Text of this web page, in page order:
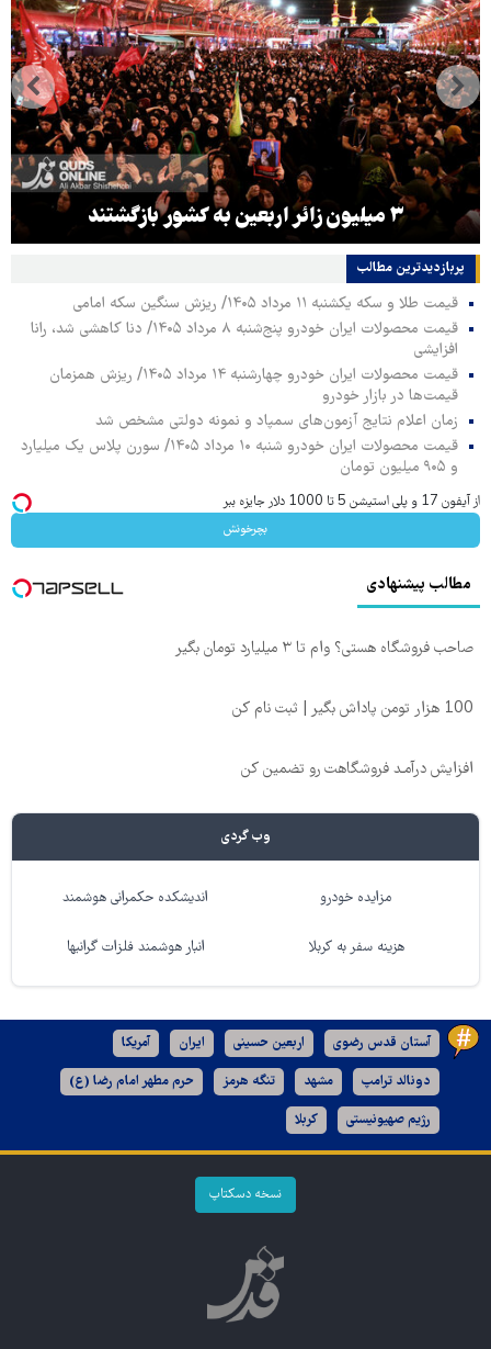
۳ میلیون زائر اربعین به کشور بازگشتند
پربازدیدترین‌ مطالب
قیمت طلا و سکه یکشنبه ۱۱ مرداد ۱۴۰۵/ ریزش سنگین سکه امامی
قیمت محصولات ایران خودرو پنج‌شنبه ۸ مرداد ۱۴۰۵/ دنا کاهشی شد، رانا
افزایشی
قیمت محصولات ایران خودرو چهارشنبه ۱۴ مرداد ۱۴۰۵/ ریزش همزمان
قیمت‌ها در بازار خودرو
زمان اعلام نتایج آزمون‌های سمپاد و نمونه دولتی مشخص شد
قیمت محصولات ایران خودرو شنبه ۱۰ مرداد ۱۴۰۵/ سورن پلاس یک میلیارد
و ۹۰۵ میلیون تومان
از آیفون 17 و پلی استیشن 5 تا 1000 دلار جایزه ببر
بچرخونش
مطالب پیشنهادی
صاحب فروشگاه هستی؟ وام تا ۳ میلیارد تومان بگیر
100 هزار تومن پاداش بگیر | ثبت نام کن
افزایش درآمـد فروشگاهت رو تضمین کن
وب گردی
مزایده خودرو اندیشکده حکمرانی هوشمند
هزینه سفر به کربلا انبار هوشمند فلزات گرانبها
آستان قدس رضوی اربعین حسینی ایران آمریکا
دونالد ترامپ مشهد تنگه هرمز حرم مطهر امام رضا (ع)
رژیم صهیونیستی کربلا
نسخه دسکتاپ